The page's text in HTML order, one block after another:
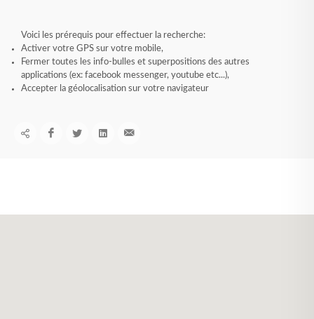
Voici les prérequis pour effectuer la recherche:
Activer votre GPS sur votre mobile,
Fermer toutes les info-bulles et superpositions des autres
applications (ex: facebook messenger, youtube etc...),
Accepter la géolocalisation sur votre navigateur